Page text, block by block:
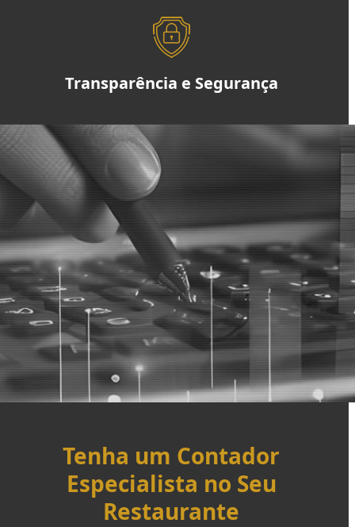
Transparência e Segurança
Tenha um Contador
Especialista no Seu
Restaurante